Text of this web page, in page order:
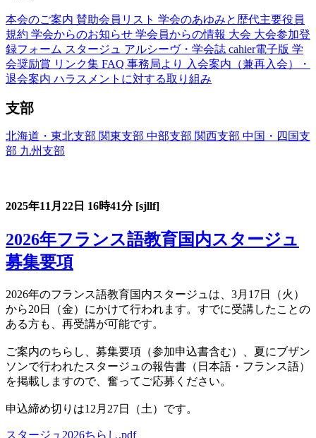
本会のご案内 賛助会員リスト 学会のあゆみと歴代主要役員
規約 学会からのお知らせ 学会員からの情報 大会 大会参加登
録フォーム スタージュ アルシーヴ・学会誌 cahier電子版 学
会奨励賞 リンク集 FAQ 事務局より
入会案内（兼再入会）・
退会案内 ハラスメントに対する取り組み
支部
北海道・東北支部 関東支部 中部支部 関西支部 中国・四国支
部 九州支部
2025年11月22日 16時41分 [sjllf]
2026年フランス語教育国内スタージュ
募集要項
2026年のフランス語教育国内スタージュは、3月17日（火）
から20日（金）にかけて行われます。すでに受講したことの
ある方も、再受講が可能です。
ご案内のちらし、募集要項（参加申込書含む）、夏にブザン
ソンで行われたスタージュの報告書（日本語・フランス語）
を掲載しますので、奮ってご応募ください。
申込締め切りは12月27日（土）です。
スタージュ2026ちらし.pdf